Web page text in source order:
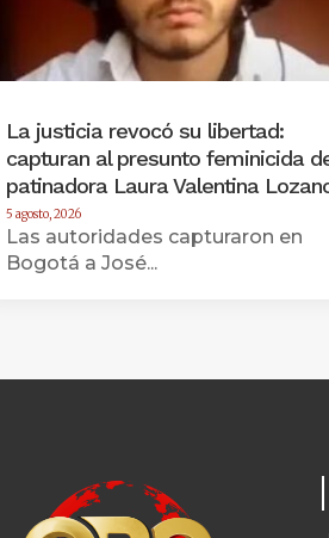
La justicia revocó su libertad:
capturan al presunto feminicida
patinadora Laura Valentina
5 agosto, 2026
Las autoridades capturaron en
Bogotá a José...